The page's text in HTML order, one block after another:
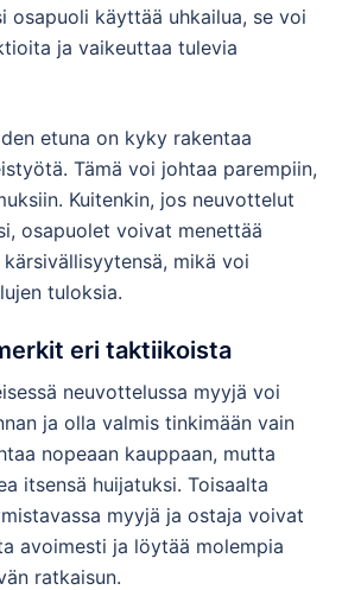
osapuoli käyttää uhkailua, se voi
ja vaikeuttaa tulevia
etuna on kyky rakentaa
Tämä voi johtaa parempiin,
Kuitenkin, jos neuvottelut
osapuolet voivat menettää
mikä voi
tuloksia.
eri taktiikoista
neuvottelussa myyjä voi
ja olla valmis tinkimään vain
nopeaan kauppaan, mutta
itsensä huijatuksi. Toisaalta
myyjä ja ostaja voivat
avoimesti ja löytää molempia
ratkaisun.